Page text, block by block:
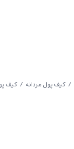
/ کیف پول مردانه / کیف